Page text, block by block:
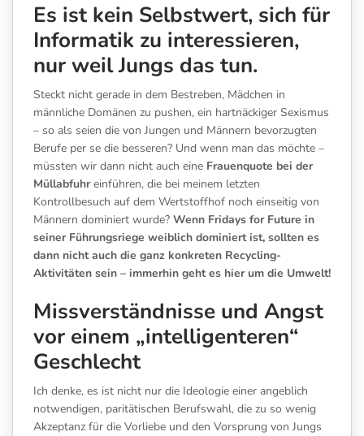
Es ist kein Selbstwert, sich für
Informatik zu interessieren,
nur weil Jungs das tun.
Steckt nicht gerade in dem Bestreben, Mädchen in
männliche Domänen zu pushen, ein hartnäckiger Sexismus
– so als seien die von Jungen und Männern bevorzugten
Berufe per se die besseren? Und wenn man das möchte –
müssten wir dann nicht auch eine Frauenquote bei der
Müllabfuhreinführen, die bei meinem letzten
Kontrollbesuch auf dem Wertstoffhof noch einseitig von
Männern dominiert wurde? Wenn Fridays for Future in
seiner Führungsriege weiblich dominiert ist, sollten es
dann nicht auch die ganz konkreten Recycling-
Aktivitäten sein – immerhin geht es hier um die Umwelt!
Missverständnisse und Angst
vor einem „intelligenteren“
Geschlecht
Ich denke, es ist nicht nur die Ideologie einer angeblich
notwendigen, paritätischen Berufswahl, die zu so wenig
Akzeptanz für die Vorliebe und den Vorsprung von Jungs